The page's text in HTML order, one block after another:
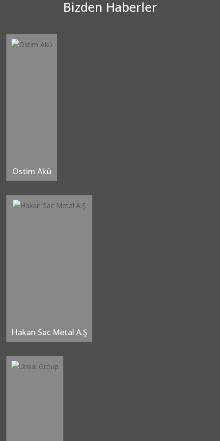
Bizden Haberler
Ostim Akü
Hakan Sac Metal A.Ş